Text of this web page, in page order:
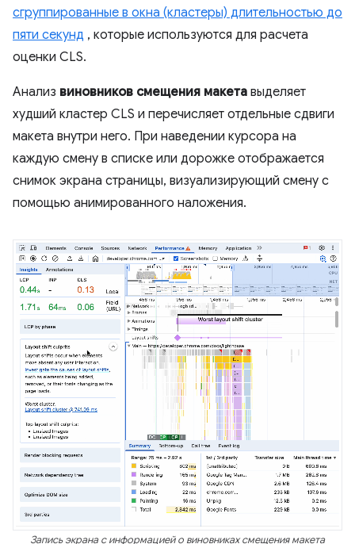
сгруппированные в окна (кластеры) длительностью до
пяти секунд , которые используются для расчета
оценки CLS.
Анализ виновников смещения макета выделяет
худший кластер CLS и перечисляет отдельные сдвиги
макета внутри него. При наведении курсора на
каждую смену в списке или дорожке отображается
снимок экрана страницы, визуализирующий смену с
помощью анимированного наложения.
Запись экрана с информацией о виновниках смещения макета